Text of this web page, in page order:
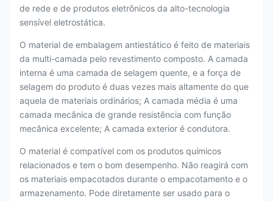
de rede e de produtos eletrônicos da alto-tecnologia
sensível eletrostática.
O material de embalagem antiestático é feito de materiais
da multi-camada pelo revestimento composto. A camada
interna é uma camada de selagem quente, e a força de
selagem do produto é duas vezes mais altamente do que
aquela de materiais ordinários; A camada média é uma
camada mecânica de grande resistência com função
mecânica excelente; A camada exterior é condutora.
O material é compatível com os produtos químicos
relacionados e tem o bom desempenho. Não reagirá com
os materiais empacotados durante o empacotamento e o
armazenamento. Pode diretamente ser usado para o